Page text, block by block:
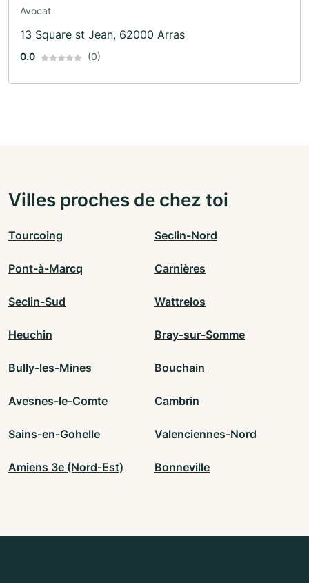
Avocat
13 Square st Jean, 62000 Arras
0.0 (0)
Villes proches de chez toi
Tourcoing Seclin-Nord
Pont-à-Marcq Carnières
Seclin-Sud Wattrelos
Heuchin Bray-sur-Somme
Bully-les-Mines Bouchain
Avesnes-le-Comte Cambrin
Sains-en-Gohelle Valenciennes-Nord
Amiens 3e (Nord-Est) Bonneville